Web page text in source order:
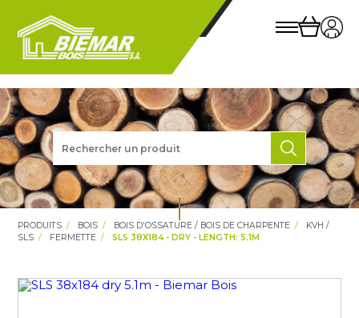
PRODUITS BOIS BOIS D'OSSATURE / BOIS DE CHARPENTE
KVH /
SLS
FERMETTE SLS 38X184 - DRY - LENGTH: 5.1M